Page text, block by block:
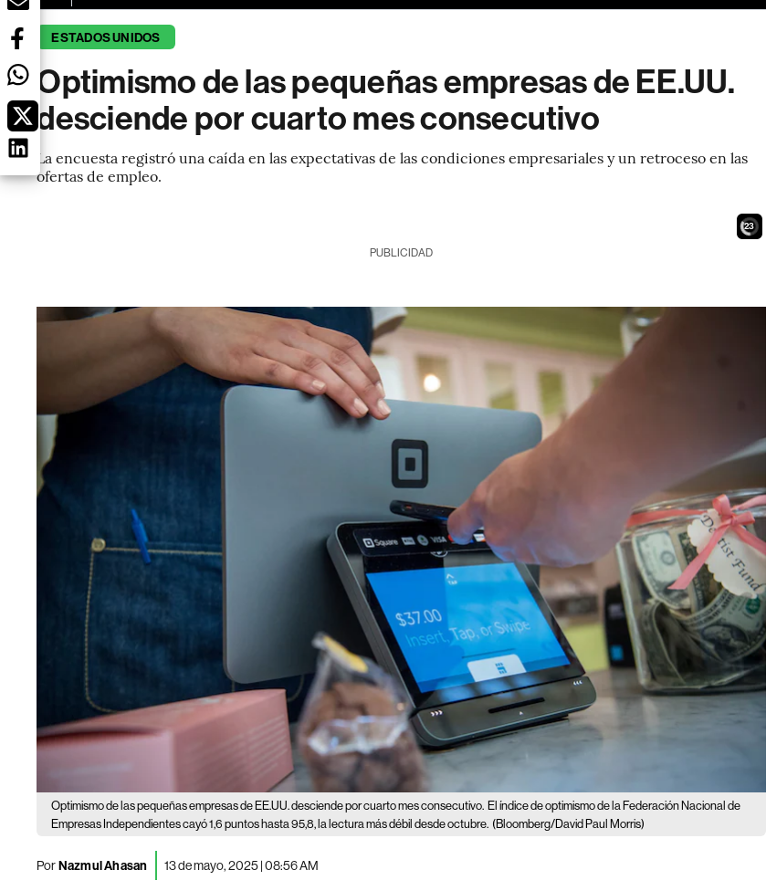
ESTADOS UNIDOS
Optimismo de las pequeñas empresas de EE.UU.
desciende por cuarto mes consecutivo
La encuesta registró una caída en las expectativas de las condiciones empresariales y un retroceso en las
ofertas de empleo.
21
PUBLICIDAD
Optimismo de las pequeñas empresas de EE.UU. desciende por cuarto mes consecutivo. El índice de optimismo de la Federación Nacional de
Empresas Independientes cayó 1,6 puntos hasta 95,8, la lectura más débil desde octubre. (Bloomberg/David Paul Morris)
PorNazmul Ahasan 13 de mayo, 2025 | 08:56 AM